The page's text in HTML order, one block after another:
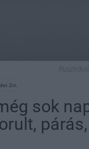
Zrt.
sok